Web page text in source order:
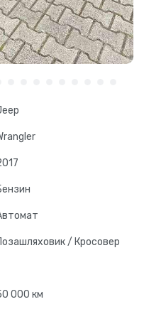
/ Кросовер
000 км